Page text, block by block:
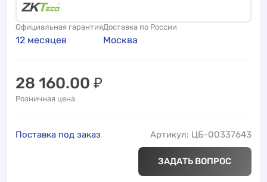
Официальная гарантия
12 месяцев
Доставка по России
Москва
28 160.00 ₽
Розничная цена
Поставка под заказ Артикул: ЦБ-00337643
ЗАДАТЬ ВОПРОС